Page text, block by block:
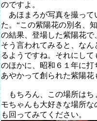
のですよ。
あほまろが写真を撮って
た。“この紫陽花の別名、
の結果、登場した紫陽花で
そう言われてみると、な
るようですね。それにし
のほかに、昭和６１年に
あやかって創られた紫陽
もちろん、この場所はち
モちゃんも大好きな場所
も回ってみてください。